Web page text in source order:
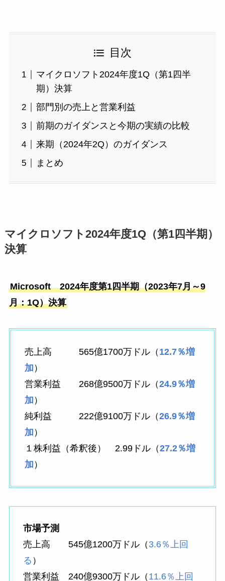
目次
マイクロソフト2024年度1Q（第1四半
期）決算
部門別の売上と営業利益
前期のガイダンスと今期の実績の比較
来期（2024年2Q）のガイダンス
まとめ
マイクロソフト2024年度1Q（第1四半期）
決算
Microsoft 2024年度第1四半期（2023年7月～9
月：1Q）決算
売上高 565億1700万ドル（ 12.7％増
加 ）
営業利益 268億9500万ドル（24.9％増
加 ）
純利益 222億9100万ドル（26.9％増
加 ）
１株利益（希釈後） 2.99ドル（27.2％増
加 ）
市場予測
売上高 545億1200万ドル（ 3.6％上回
る ）
営業利益 240億9300万ドル（ 11.6％上回